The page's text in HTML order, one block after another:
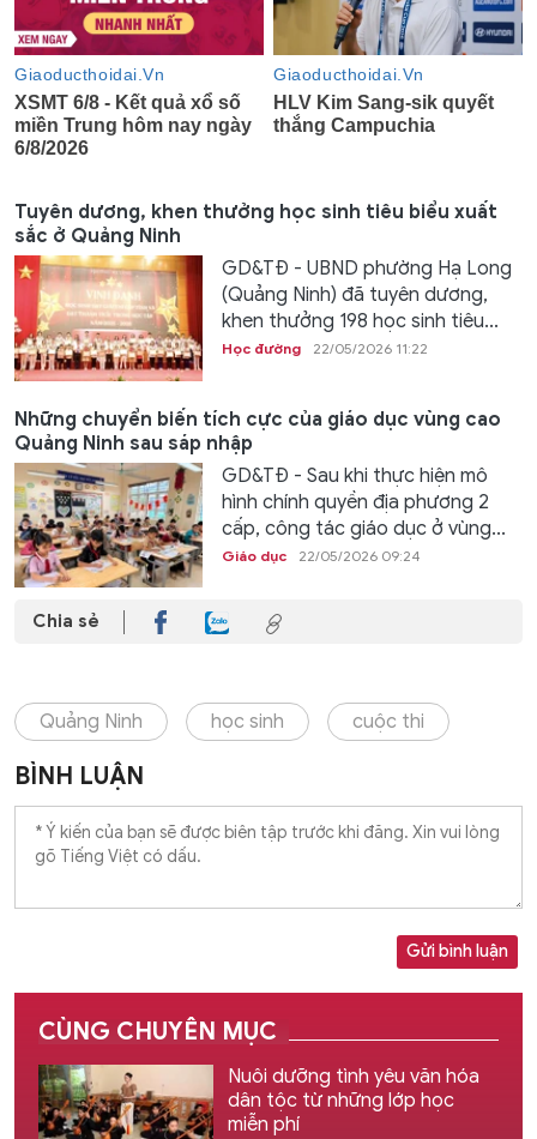
Tuyên dương, khen thưởng học sinh tiêu biểu xuất
sắc ở Quảng Ninh
GD&TĐ - UBND phường Hạ Long
(Quảng Ninh) đã tuyên dương,
khen thưởng 198 học sinh tiêu...
Học đường 22/05/2026 11:22
Những chuyển biến tích cực của giáo dục vùng cao
Quảng Ninh sau sáp nhập
GD&TĐ - Sau khi thực hiện mô
hình chính quyền địa phương 2
cấp, công tác giáo dục ở vùng...
Giáo dục 22/05/2026 09:24
Chia sẻ
Quảng Ninh học sinh cuộc thi
BÌNH LUẬN
Gửi bình luận
CÙNG CHUYÊN MỤC
Nuôi dưỡng tình yêu văn hóa
dân tộc từ những lớp học
miễn phí